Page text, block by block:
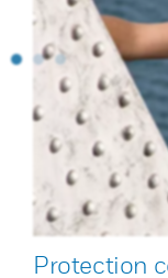
Protection